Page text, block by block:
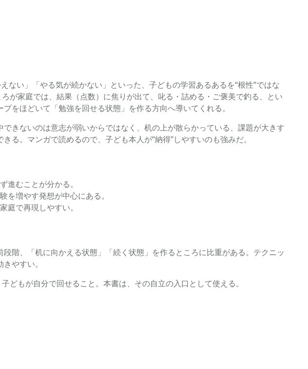
ない」「やる気が続かない」といった、子どもの学習あるあるを“根性”ではな
が家庭では、結果（点数）に焦りが出て、叱る・詰める・ご褒美で釣る、とい
をほどいて「勉強を回せる状態」を作る方向へ導いてくれる。
きないのは意志が弱いからではなく、机の上が散らかっている、課題が大きす
。マンガで読めるので、子ども本人が“納得”しやすいのも強みだ。
進むことが分かる。
増やす発想が中心にある。
庭で再現しやすい。
階、「机に向かえる状態」「続く状態」を作るところに比重がある。テクニッ
やすい。
どもが自分で回せること。本書は、その自立の入口として使える。